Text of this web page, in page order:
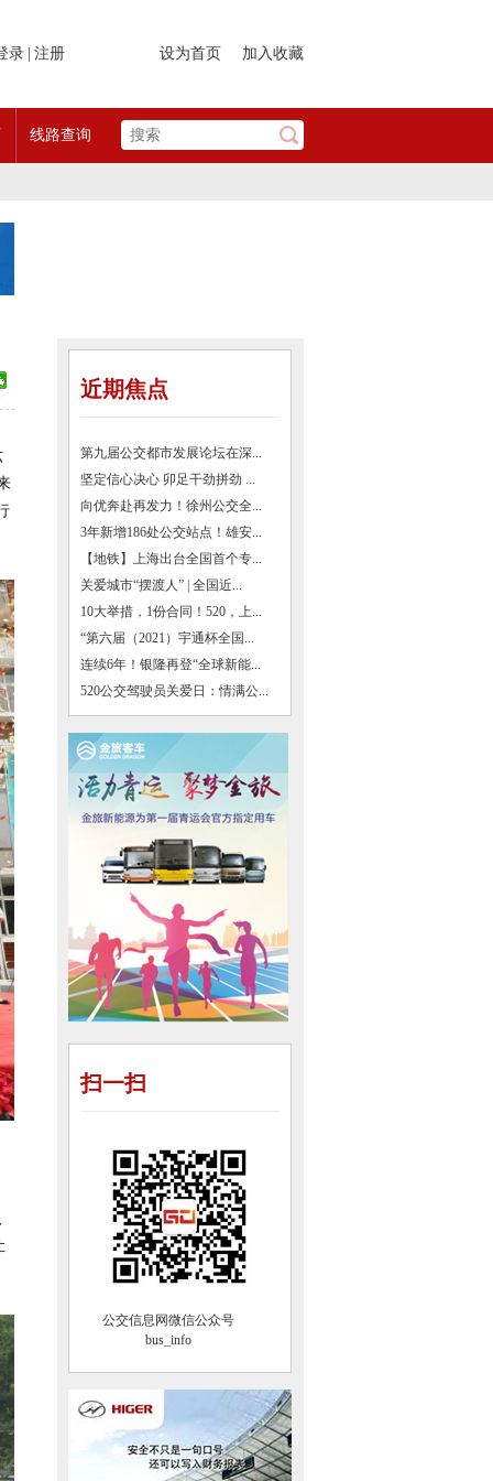
录 注册 设为首页 加入收藏
线路查询
近期焦点
第九届公交都市发展论坛在深...
坚定信心决心 卯足干劲拼劲 ...
向优奔赴再发力！徐州公交全...
3年新增186处公交站点！雄安...
【地铁】上海出台全国首个专...
关爱城市“摆渡人” | 全国近...
10大举措，1份合同！520，上...
“第六届（2021）宇通杯全国...
连续6年！银隆再登“全球新能...
520公交驾驶员关爱日：情满公...
扫一扫
公交信息网微信公众号
bus_info